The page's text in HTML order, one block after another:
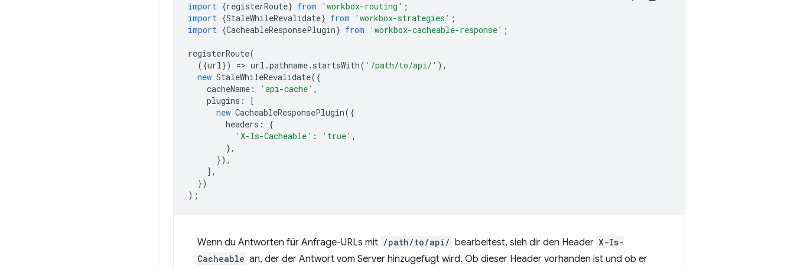
import {registerRoute} from 'workbox-routing' ;
import {StaleWhileRevalidate} from 'workbox-strategies' ;
import {CacheableResponsePlugin} from 'workbox-cacheable-response' ;
registerRoute(
({url}) => url .pathname. startsWith( '/path/to/api/' ),
new StaleWhileRevalidate({
cacheName : 'api-cache' ,
plugins :
[
new CacheableResponsePlugin({
headers :
{
'X-Is-Cacheable' : 'true' ,
},
}),
],
})
);
Wenn du Antworten für Anfrage-URLs mit /path/to/api/ bearbeitest, sieh dir den Header X-Is-
Cacheable an, der der Antwort vom Server hinzugefügt wird. Ob dieser Header vorhanden ist und ob er